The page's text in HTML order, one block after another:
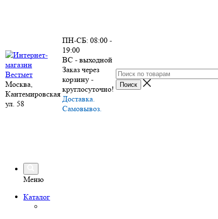
Москва,
Кантемировская
ул. 58
ПН-СБ: 08:00 -
19:00
ВС - выходной
Заказ через
корзину -
круглосуточно!
Доставка.
Самовывоз.
Меню
Каталог